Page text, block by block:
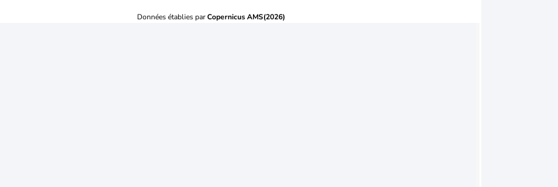
Données établies parCopernicus AMS(2026)